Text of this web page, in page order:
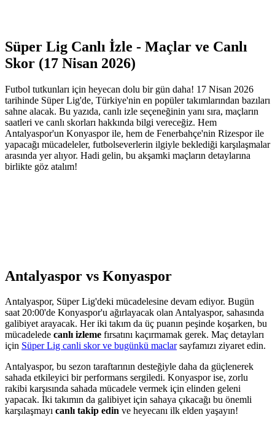
Süper Lig Canlı İzle - Maçlar ve Canlı
Skor (17 Nisan 2026)
Futbol tutkunları için heyecan dolu bir gün daha! 17 Nisan 2026
tarihinde Süper Lig'de, Türkiye'nin en popüler takımlarından bazıları
sahne alacak. Bu yazıda, canlı izle seçeneğinin yanı sıra, maçların
saatleri ve canlı skorları hakkında bilgi vereceğiz. Hem
Antalyaspor'un Konyaspor ile, hem de Fenerbahçe'nin Rizespor ile
yapacağı mücadeleler, futbolseverlerin ilgiyle beklediği karşılaşmalar
arasında yer alıyor. Hadi gelin, bu akşamki maçların detaylarına
birlikte göz atalım!
Antalyaspor vs Konyaspor
Antalyaspor, Süper Lig'deki mücadelesine devam ediyor. Bugün
saat 20:00'de Konyaspor'u ağırlayacak olan Antalyaspor, sahasında
galibiyet arayacak. Her iki takım da üç puanın peşinde koşarken, bu
mücadelede canlı izleme fırsatını kaçırmamak gerek. Maç detayları
için Süper Lig canli skor ve bugünkü maclarsayfamızı ziyaret edin.
Antalyaspor, bu sezon taraftarının desteğiyle daha da güçlenerek
sahada etkileyici bir performans sergiledi. Konyaspor ise, zorlu
rakibi karşısında sahada mücadele vermek için elinden geleni
yapacak. İki takımın da galibiyet için sahaya çıkacağı bu önemli
karşılaşmayı canlı takip edin ve heyecanı ilk elden yaşayın!